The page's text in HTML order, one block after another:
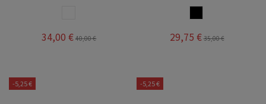
34,00 € 40,00 € 29,75 € 35,00 €
-5,25 € -5,25 €